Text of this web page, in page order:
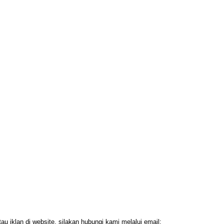
iklan di website, silakan hubungi kami melalui email: